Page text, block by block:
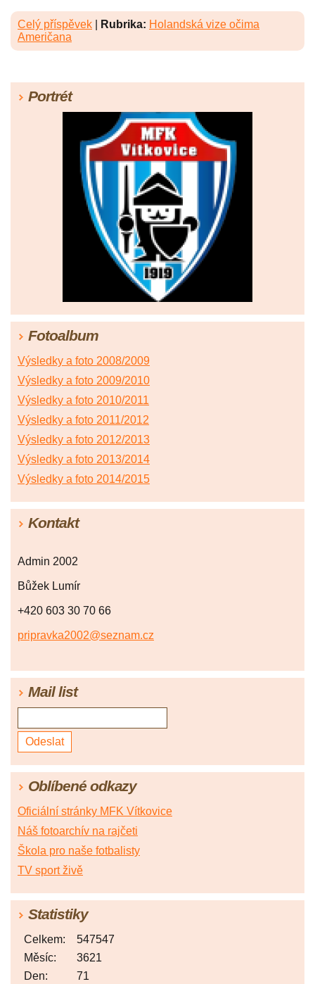
Celý příspěvek Rubrika: Holandská vize očima
Američana
Portrét
Fotoalbum
Výsledky a foto 2008/2009
Výsledky a foto 2009/2010
Výsledky a foto 2010/2011
Výsledky a foto 2011/2012
Výsledky a foto 2012/2013
Výsledky a foto 2013/2014
Výsledky a foto 2014/2015
Kontakt
Admin 2002
Bůžek Lumír
+420 603 30 70 66
pripravka2002@seznam.cz
Mail list
Oblíbené odkazy
Oficiální stránky MFK Vítkovice
Náš fotoarchív na rajčeti
Škola pro naše fotbalisty
TV sport živě
Statistiky
Celkem:
547547
Měsíc:
3621
Den:
71